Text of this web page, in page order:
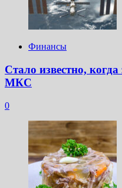
Финансы
Стало известно,
МКС
0